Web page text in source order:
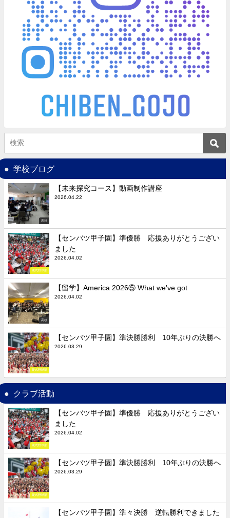
学校ブログ
高校
【未来探究コース】動画制作講座
2026.04.22
硬式野球部
【センバツ甲子園】準優勝 応援ありがとうござい
ました
2026.04.02
高校
【留学】America 2026⑤ What we've got
2026.04.02
硬式野球部
【センバツ甲子園】準決勝勝利 10年ぶりの決勝へ
2026.03.29
クラブ活動
硬式野球部
【センバツ甲子園】準優勝 応援ありがとうござい
ました
2026.04.02
硬式野球部
【センバツ甲子園】準決勝勝利 10年ぶりの決勝へ
2026.03.29
【センバツ甲子園】準々決勝 逆転勝利できました